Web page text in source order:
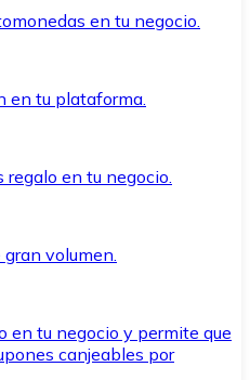
en tu negocio.
en tu plataforma.
en tu negocio.
volumen.
en tu negocio y permite que
canjeables por